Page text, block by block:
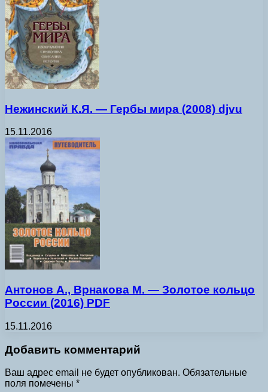
Нежинский К.Я. — Гербы мира (2008) djvu
15.11.2016
Антонов А., Врнакова М. — Золотое кольцо
России (2016) PDF
15.11.2016
Добавить комментарий
Ваш адрес email не будет опубликован. Обязательные
поля помечены *